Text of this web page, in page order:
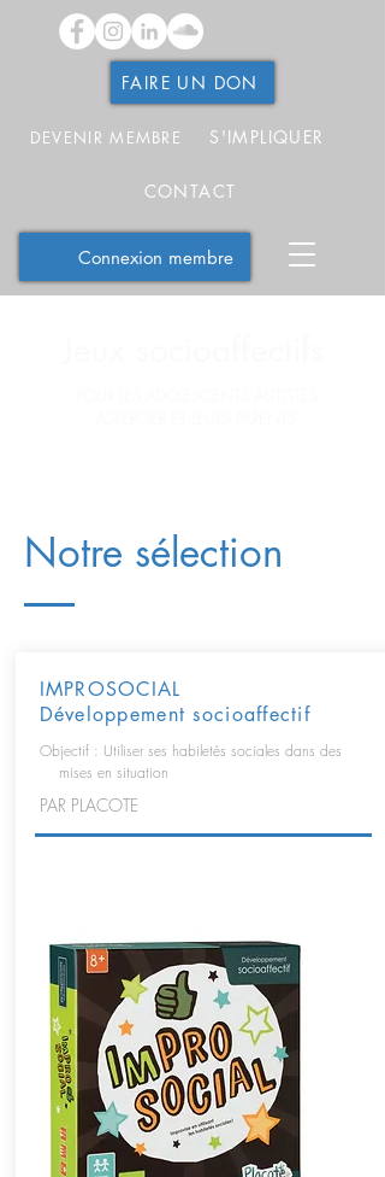
FAIRE UN DON
DEVENIR MEMBRE S'IMPLIQUER
CONTACT
Connexion membre
Notre sélection
IMPROSOCIAL
Développement socioaffectif
Objectif : Utiliser ses habiletés sociales dans des
mises en situation
PAR PLACOTE